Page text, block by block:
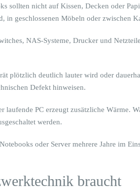
sollten nicht auf Kissen, Decken oder
in geschlossenen Möbeln oder zwischen
NAS-Systeme, Drucker und
plötzlich deutlich lauter wird oder
Defekt hinweisen.
laufende PC erzeugt zusätzliche Wärme.
werden.
oder Server mehrere Jahre im
braucht